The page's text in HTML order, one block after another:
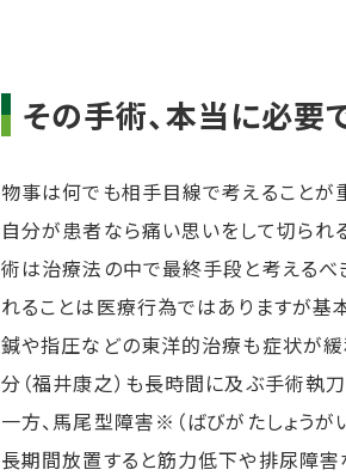
その手術、本当に必要
物事は何でも相手目線で考えることが
自分が患者なら痛い思いをして切られ
術は治療法の中で最終手段と考えるべ
れることは医療行為ではありますが基
鍼や指圧などの東洋的治療も症状が緩
分（福井康之）も長時間に及ぶ手術執
一方、馬尾型障害※（ばびがたしょうが
長期間放置すると筋力低下や排尿障害